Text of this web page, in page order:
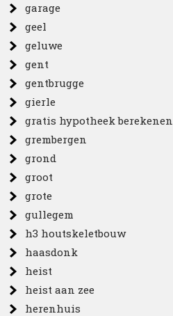
garage
geel
geluwe
gent
gentbrugge
gierle
gratis hypotheek berekenen
grembergen
grond
groot
grote
gullegem
h3 houtskeletbouw
haasdonk
heist
heist aan zee
herenhuis